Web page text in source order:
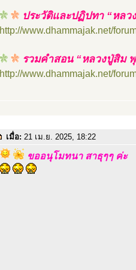
ประวัติและปฏิปทา “หลว
http://www.dhammajak.net/
รวมคำสอน “หลวงปู่สิม
http://www.dhammajak.net/
เมื่อ: 21 เม.ย. 2025, 18:22
ขออนุโมทนา สาธุๆๆ ค่ะ